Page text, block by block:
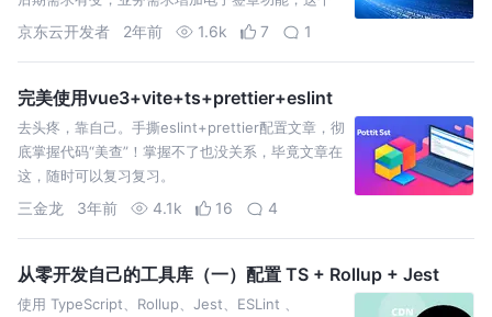
时候......
京东云开发者 2年前 1.6k 7 1
完美使用vue3+vite+ts+prettier+eslint
去头疼，靠自己。手撕eslint+prettier配置文章，彻
底掌握代码“美查”！掌握不了也没关系，毕竟文章在
这，随时可以复习复习。
三金龙 3年前 4.1k 16 4
从零开发自己的工具库（一）配置 TS + Rollup + Jest
使用 TypeScript、Rollup、Jest、ESLint 、